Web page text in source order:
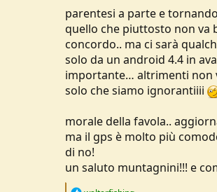
parentesi a parte e
quello che piuttosto non va
concordo.. ma ci sarà
solo da un android 4.4 in
importante… altrimenti non
solo che siamo ignorantiiii
morale della favola..
ma il gps è molto più
di no!
un saluto muntagnini!!! e